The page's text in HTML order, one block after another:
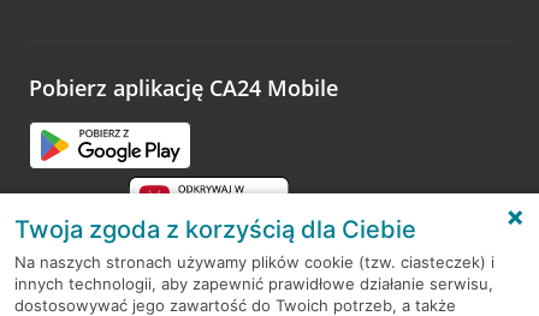
opinie.
Pobierz aplikację CA24 Mobile
RODO
Twoja zgoda z korzyścią dla Ciebie
Na naszych stronach używamy plików cookie (tzw. ciasteczek) i
innych technologii, aby zapewnić prawidłowe działanie serwisu,
dostosowywać jego zawartość do Twoich potrzeb, a także